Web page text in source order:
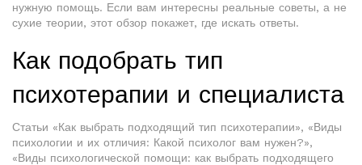
нужную помощь. Если вам интересны реальные советы, а не
сухие теории, этот обзор покажет, где искать ответы.
Как подобрать тип
психотерапии и специалиста
Статьи «Как выбрать подходящий тип психотерапии», «Виды
психологии и их отличия: Какой психолог вам нужен?»,
«Виды психологической помощи: как выбрать подходящего